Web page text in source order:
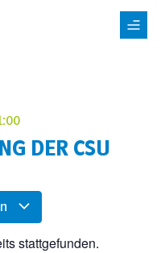
DER CSU
stattgefunden.